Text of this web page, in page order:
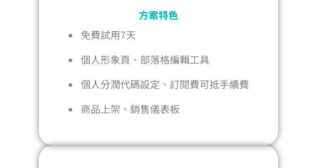
方案特色
免費試用7天
個人形象頁、部落格編輯工具
個人分潤代碼設定、訂閱費可抵手續費
商品上架、銷售儀表板